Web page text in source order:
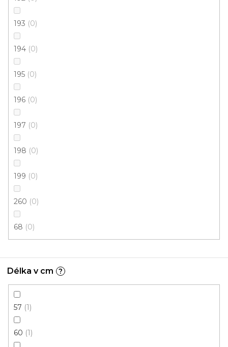
193 0
194 0
195 0
196 0
197 0
198 0
199 0
260 0
68 0
Délka v cm ?
57 1
60 1
Skladem, ihned k odeslání
od
1 322 Kč